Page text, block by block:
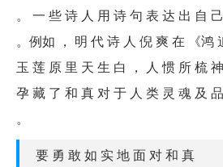
。 一 些 诗 人 用 诗 句 表 达 出 自
。例如 ， 明 代 诗 人 倪 爽 在 《鸿
玉 莲 原 里 天 生 白 ， 人 惯 所 梳
孕 藏 了 和 真 对 于 人 类 灵 魂 及
。
要 勇 敢 如 实 地 面 对 和 真